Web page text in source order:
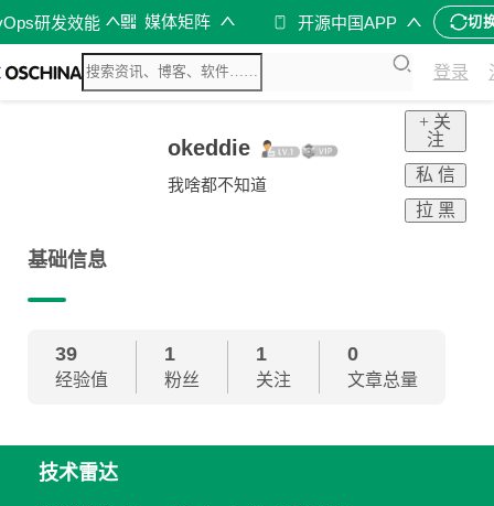
研发效能 媒体矩阵 开源中国APP 切
登录
okeddie
我啥都不知道
+ 关
注
私 信
拉 黑
基础信息
39
经验值
1
粉丝
1
关注
0
文章总量
技术雷达